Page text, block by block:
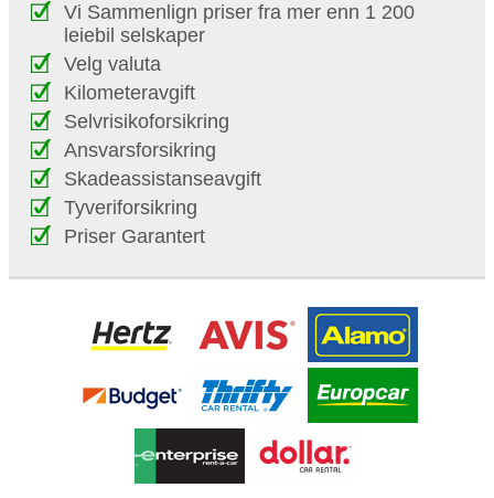
Vi Sammenlign priser fra mer enn 1 200
leiebil selskaper
Velg valuta
Kilometeravgift
Selvrisikoforsikring
Ansvarsforsikring
Skadeassistanseavgift
Tyveriforsikring
Priser Garantert